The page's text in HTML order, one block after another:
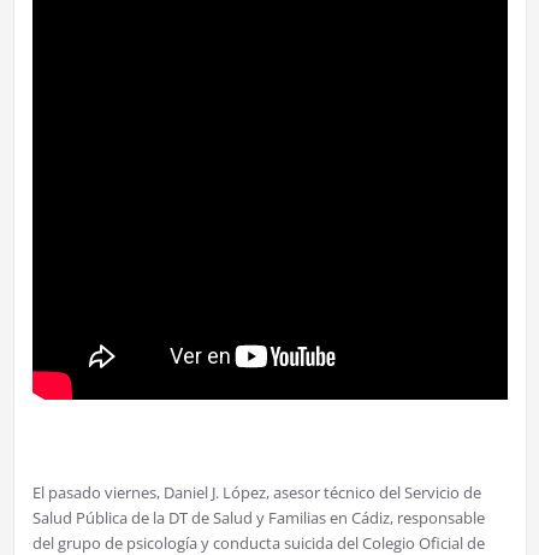
El pasado viernes, Daniel J. López, asesor técnico del Servicio de
Salud Pública de la DT de Salud y Familias en Cádiz, responsable
del grupo de psicología y conducta suicida del Colegio Oficial de